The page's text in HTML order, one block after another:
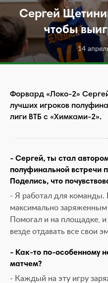
Сергей
чтобы
14
Форвард «Локо-2»
лучших игроков
лиги ВТБ с «Химками-2».
- Сергей, ты стал
полуфинальной встречи
Поделись, что
- Я работал для команды.
максимально
Помогал и на площадке, и
везде отдавать все свои
- Как-то по-особенному
матчем?
- Каждый на эту игру